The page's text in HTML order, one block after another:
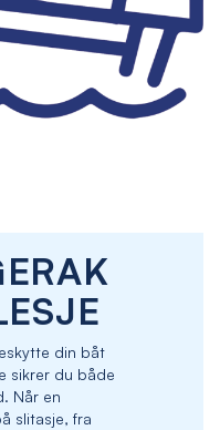
din båt
sikrer du både
Når en
slitasje, fra